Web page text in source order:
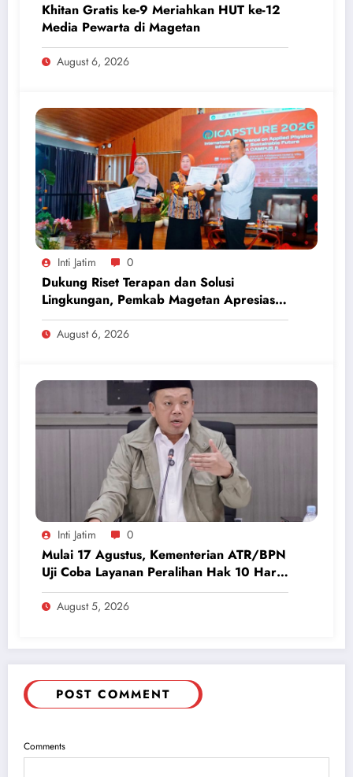
Khitan Gratis ke-9 Meriahkan HUT ke-12
Media Pewarta di Magetan
August 6, 2026
Inti Jatim 0
Dukung Riset Terapan dan Solusi
Lingkungan, Pemkab Magetan Apresiasi
ICAPSTURE 2026 Unesa
August 6, 2026
Inti Jatim 0
Mulai 17 Agustus, Kementerian ATR/BPN
Uji Coba Layanan Peralihan Hak 10 Hari
di 15 Kantah
August 5, 2026
POST COMMENT
Comments